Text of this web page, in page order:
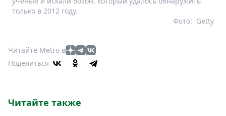
только в 2012 году.
Getty
Фото:
Читайте Metro в
Поделиться
Читайте также